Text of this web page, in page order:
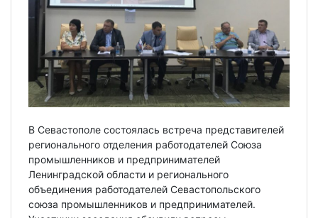
В Севастополе состоялась встреча представителей
регионального отделения работодателей Союза
промышленников и предпринимателей
Ленинградской области и регионального
объединения работодателей Севастопольского
союза промышленников и предпринимателей.